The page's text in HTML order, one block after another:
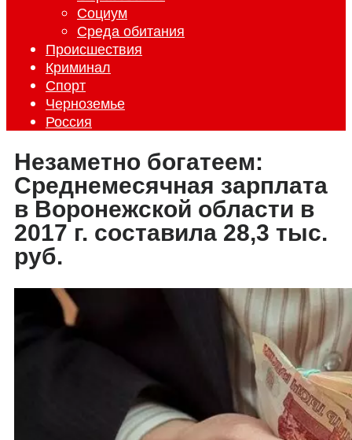
Социум
Среда обитания
Происшествия
Криминал
Спорт
Черноземье
Россия
Незаметно богатеем:
Среднемесячная зарплата
в Воронежской области в
2017 г. составила 28,3 тыс.
руб.